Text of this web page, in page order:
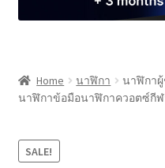
Cart
contact
My account
Home นาฬิกา
นาฬิกา
นาฬิกาข้อมือนาฬิกาควอตซ์กี
SALE!